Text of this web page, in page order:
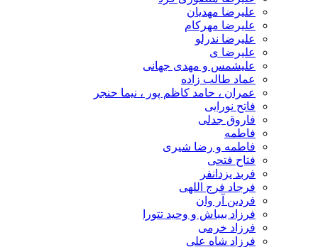
علیرضا مهدیان
علیرضا مهرکام
علیرضا ندرلو
علیرضا ی
علیشمس و مهدی جهانی
عماد طالب زاده
عمران ، حامد کاظم پور ، نیما حنجر
فاتح نورایی
فاروق جدلی
فاطمه
فاطمه و رضا شیری
فتاح فتحی
فربد یزدانفر
فرجاد فرج اللهی
فردین آر وان
فرزاد بیباش و وحید تتورا
فرزاد خرمی
فرزاد شاه علی